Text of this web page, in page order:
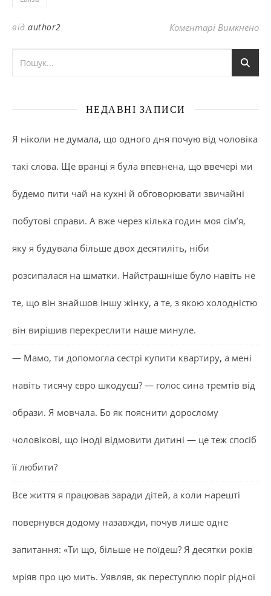
від author2 Коментарі Вимкненодо
НЕДАВНІ ЗАПИСИ
Я ніколи не думала, що одного дня почую від чоловіка
такі слова. Ще вранці я була впевнена, що ввечері ми
будемо пити чай на кухні й обговорювати звичайні
побутові справи. А вже через кілька годин моя сім’я,
яку я будувала більше двох десятиліть, ніби
розсипалася на шматки. Найстрашніше було навіть не
те, що він знайшов іншу жінку, а те, з якою холодністю
він вирішив перекреслити наше минуле.
— Мамо, ти допомогла сестрі купити квартиру, а мені
навіть тисячу євро шкодуєш? — голос сина тремтів від
образи. Я мовчала. Бо як пояснити дорослому
чоловікові, що іноді відмовити дитині — це теж спосіб
її любити?
Все життя я працював заради дітей, а коли нарешті
повернувся додому назавжди, почув лише одне
запитання: «Ти що, більше не поїдеш? Я десятки років
мріяв про цю мить. Уявляв, як переступлю поріг рідної